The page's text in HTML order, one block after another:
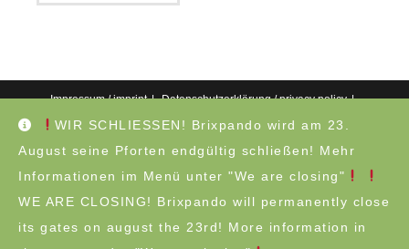
WIR SCHLIESSEN! Brixpando wird am 23.
August seine Pforten endgültig schließen! Mehr
Informationen im Menü unter "We are closing"
WE ARE CLOSING! Brixpando will permanently close
its gates on august the 23rd! More information in
weist
können
auf
Produktseite
gewählt
werden
Impressum / imprint
Datenschutzerklärung / privacy policy
AGB / terms and conditions
Widerrufsbelehrung / cancellation policy
Versandarten / shipping methods
©Copyright 2026 - Brixpando | This shop is not sponsored or endorsed by
Lego®!
Alle Preise inkl. der gesetzlichen MwSt.